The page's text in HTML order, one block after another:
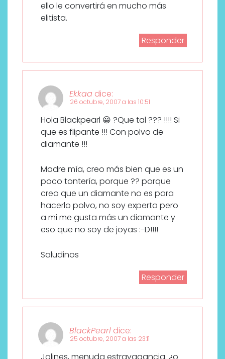
ello le convertirá en mucho más
elitista.
Responder
Ekkaa dice:
26 octubre, 2007 a las 10:51
Hola Blackpearl 😀 ?Que tal ??? !!!! Si
que es flipante !!! Con polvo de
diamante !!!
Madre mía, creo más bien que es un
poco tontería, porque ?? porque
creo que un diamante no es para
hacerlo polvo, no soy experta pero
a mi me gusta más un diamante y
eso que no soy de joyas :-D!!!!
Saludinos
Responder
BlackPearl dice:
25 octubre, 2007 a las 23:11